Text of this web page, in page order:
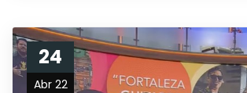
24
Abr 22